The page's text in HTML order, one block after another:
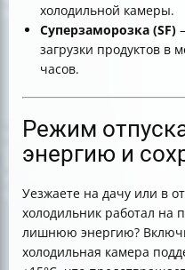
холодильной камеры.
Суперзаморозка (SF)
загрузки продуктов в
часов.
Режим
энергию и
Уезжаете на дачу или в
холодильник работал на
лишнюю энергию?
холодильная камера